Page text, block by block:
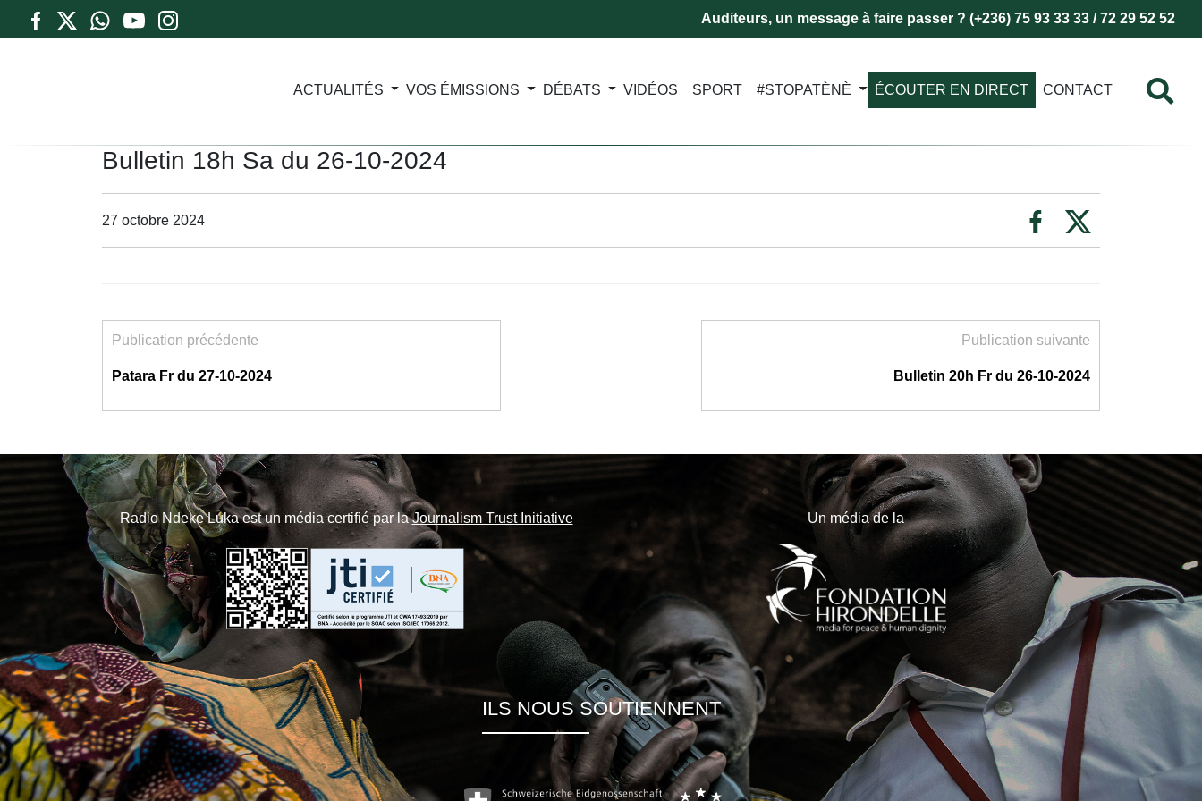
Auditeurs, un message à faire passer ? (+236) 75 93 33 33 / 72 29 52 52
ACTUALITÉS VOS ÉMISSIONS DÉBATS VIDÉOS SPORT #STOPATÈNÈ ÉCOUTER EN DIRECT CONTACT
Bulletin 18h Sa du 26-10-2024
27 octobre 2024
Publication précédente
Patara Fr du 27-10-2024
Publication suivante
Bulletin 20h Fr du 26-10-2024
Radio Ndeke Luka est un média certifié par laJournalism Trust Initiative Un média de la
ILS NOUS SOUTIENNENT